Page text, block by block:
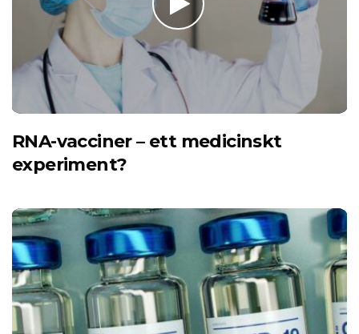
RNA-vacciner – ett medicinskt
experiment?